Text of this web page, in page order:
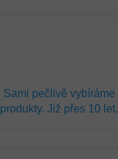
Sami pečlivě vybíráme
produkty. Již přes 10 let.